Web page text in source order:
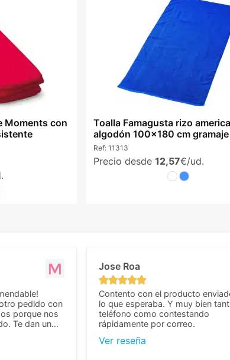
Moments con
Toalla Famagusta rizo
algodón 100x180 cm
Ref: 11313
Precio desde 12,57€/ud.
pedido con
porque nos
Te dan un
Jose Roa
Contento con el producto
lo que esperaba. Y muy bien
teléfono como contestando
rápidamente por correo.
Ver reseña